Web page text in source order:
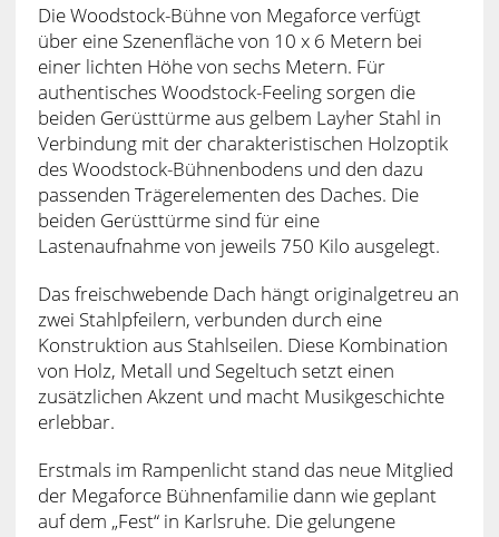
Die Woodstock-Bühne von Megaforce verfügt
über eine Szenenfläche von 10 x 6 Metern bei
einer lichten Höhe von sechs Metern. Für
authentisches Woodstock-Feeling sorgen die
beiden Gerüsttürme aus gelbem Layher Stahl in
Verbindung mit der charakteristischen Holzoptik
des Woodstock-Bühnenbodens und den dazu
passenden Trägerelementen des Daches. Die
beiden Gerüsttürme sind für eine
Lastenaufnahme von jeweils 750 Kilo ausgelegt.
Das freischwebende Dach hängt originalgetreu an
zwei Stahlpfeilern, verbunden durch eine
Konstruktion aus Stahlseilen. Diese Kombination
von Holz, Metall und Segeltuch setzt einen
zusätzlichen Akzent und macht Musikgeschichte
erlebbar.
Erstmals im Rampenlicht stand das neue Mitglied
der Megaforce Bühnenfamilie dann wie geplant
auf dem „Fest“ in Karlsruhe. Die gelungene